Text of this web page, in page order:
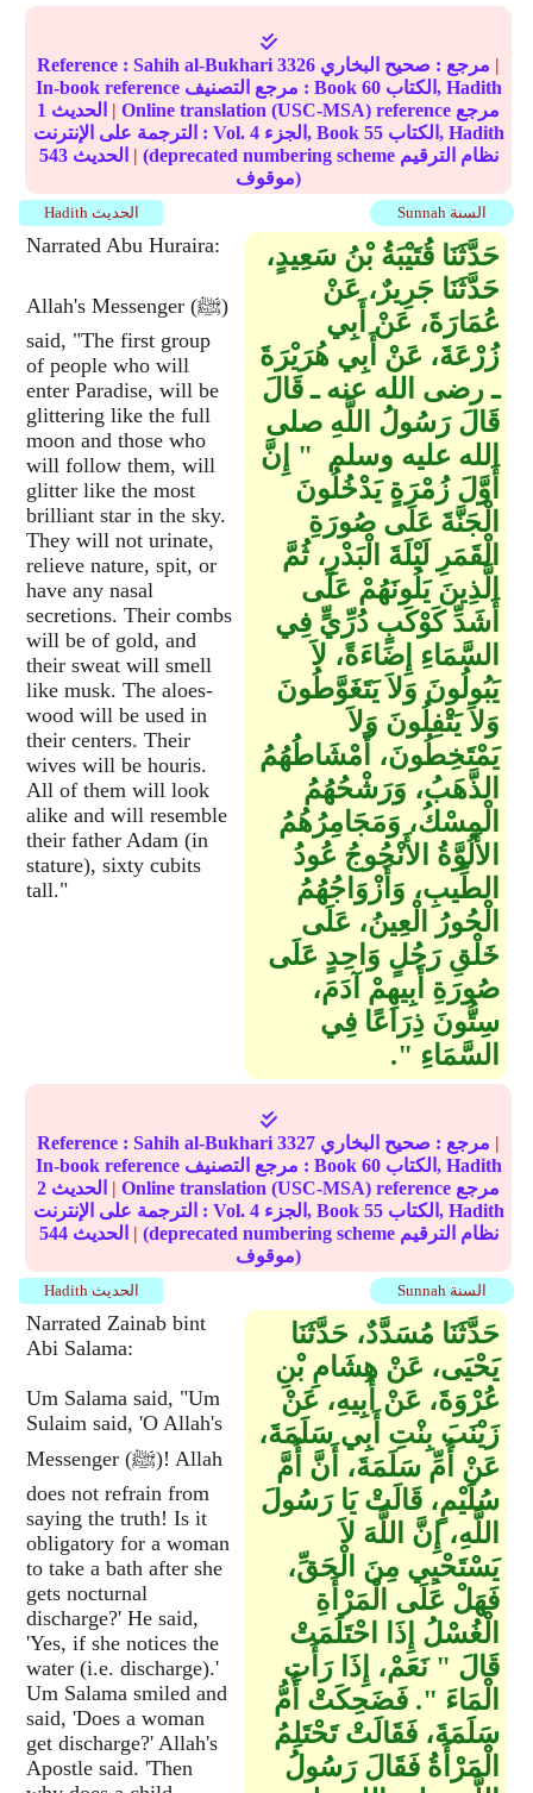
Reference :Sahih al-Bukhari 3326 مرجع : صحيح البخاري
|
In-book reference مرجع التصنيف : Book 60
الكتاب, Hadith
1
| Online translation (USC-MSA) reference مرجع
الترجمة على الإنترنت : Vol. 4 الجزء, Book 55
الكتاب, Hadith
543
| (deprecated numbering scheme نظام الترقيم
موقوف)
Sunnah السنة Hadith الحديث
Narrated Abu Huraira:
Allah's Messenger (ﷺ)
said, "The first group
of people who will
enter Paradise, will be
glittering like the full
moon and those who
will follow them, will
glitter like the most
brilliant star in the sky.
They will not urinate,
relieve nature, spit, or
have any nasal
secretions. Their combs
will be of gold, and
their sweat will smell
like musk. The aloes-
wood will be used in
their centers. Their
wives will be houris.
All of them will look
alike and will resemble
their father Adam (in
stature), sixty cubits
tall."
حَدَّثَنَا قُتَيْبَةُ بْنُ سَعِيدٍ،
حَدَّثَنَا جَرِيرٌ، عَنْ
عُمَارَةَ، عَنْ أَبِي
زُرْعَةَ، عَنْ أَبِي هُرَيْرَةَ
ـ رضى الله عنه ـ قَالَ
قَالَ رَسُولُ اللَّهِ صلى
الله عليه وسلم ‏ "‏ إِنَّ
أَوَّلَ زُمْرَةٍ يَدْخُلُونَ
الْجَنَّةَ عَلَى صُورَةِ
الْقَمَرِ لَيْلَةَ الْبَدْرِ، ثُمَّ
الَّذِينَ يَلُونَهُمْ عَلَى
أَشَدِّ كَوْكَبٍ دُرِّيٍّ فِي
السَّمَاءِ إِضَاءَةً، لاَ
يَبُولُونَ وَلاَ يَتَغَوَّطُونَ
وَلاَ يَتْفِلُونَ وَلاَ
يَمْتَخِطُونَ، أَمْشَاطُهُمُ
الذَّهَبُ، وَرَشْحُهُمُ
الْمِسْكُ، وَمَجَامِرُهُمُ
الأَلُوَّةُ الأَنْجُوجُ عُودُ
الطِّيبِ، وَأَزْوَاجُهُمُ
الْحُورُ الْعِينُ، عَلَى
خَلْقِ رَجُلٍ وَاحِدٍ عَلَى
صُورَةِ أَبِيهِمْ آدَمَ،
سِتُّونَ ذِرَاعًا فِي
السَّمَاءِ ‏"‏‏.‏
Reference :Sahih al-Bukhari 3327 مرجع : صحيح البخاري
|
In-book reference مرجع التصنيف : Book 60
الكتاب, Hadith
2
| Online translation (USC-MSA) reference مرجع
الترجمة على الإنترنت : Vol. 4 الجزء, Book 55
الكتاب, Hadith
544
| (deprecated numbering scheme نظام الترقيم
موقوف)
Sunnah السنة Hadith الحديث
Narrated Zainab bint
Abi Salama:
Um Salama said, "Um
Sulaim said, 'O Allah's
Messenger (ﷺ)! Allah
does not refrain from
saying the truth! Is it
obligatory for a woman
to take a bath after she
gets nocturnal
discharge?' He said,
'Yes, if she notices the
water (i.e. discharge).'
Um Salama smiled and
said, 'Does a woman
get discharge?' Allah's
Apostle said. 'Then
حَدَّثَنَا مُسَدَّدٌ، حَدَّثَنَا
يَحْيَى، عَنْ هِشَامِ بْنِ
عُرْوَةَ، عَنْ أَبِيهِ، عَنْ
زَيْنَبَ بِنْتِ أَبِي سَلَمَةَ،
عَنْ أُمِّ سَلَمَةَ، أَنَّ أُمَّ
سُلَيْمٍ، قَالَتْ يَا رَسُولَ
اللَّهِ، إِنَّ اللَّهَ لاَ
يَسْتَحْيِي مِنَ الْحَقِّ،
فَهَلْ عَلَى الْمَرْأَةِ
الْغُسْلُ إِذَا احْتَلَمَتْ
قَالَ ‏"‏ نَعَمْ، إِذَا رَأَتِ
الْمَاءَ ‏"‏‏.‏ فَضَحِكَتْ أُمُّ
سَلَمَةَ، فَقَالَتْ تَحْتَلِمُ
الْمَرْأَةُ فَقَالَ رَسُولُ